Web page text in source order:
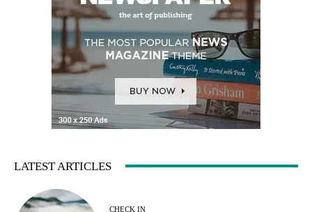
LATEST ARTICLES
CHECK IN